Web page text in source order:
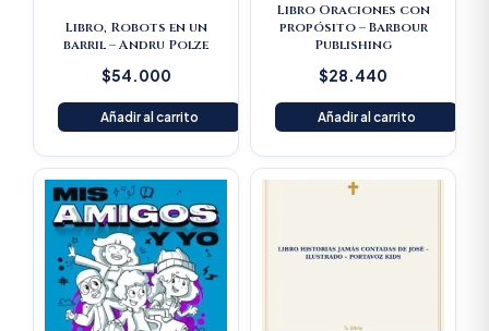
Libro, Robots en un
barril – Andru Polze
$54.000
Añadir al carrito
Libro Oraciones con
propósito – Barbour
Publishing
$28.440
Añadir al carrito